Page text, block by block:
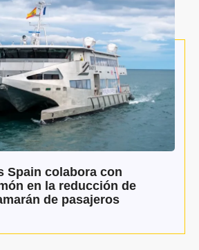
Spain colabora con
en la reducción de
de pasajeros